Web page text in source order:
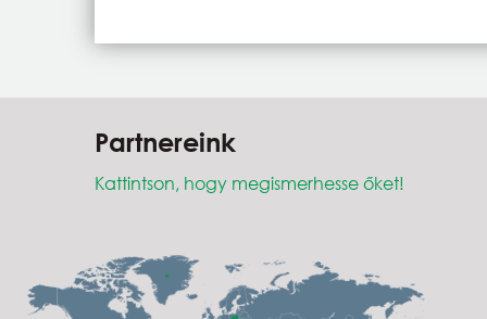
Partnereink
Kattintson, hogy megismerhesse őket!